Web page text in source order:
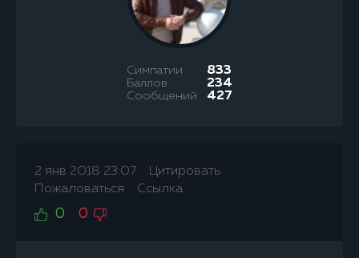
Симпатии 833
Баллов 234
Сообщений 427
2 янв 2018 23:07
Цитировать
Пожаловаться
Ссылка
0 0